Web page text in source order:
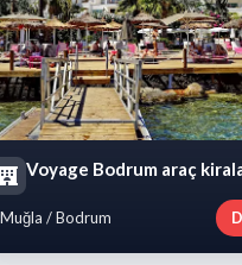
​Voyage Bodrum araç
Muğla / Bodrum